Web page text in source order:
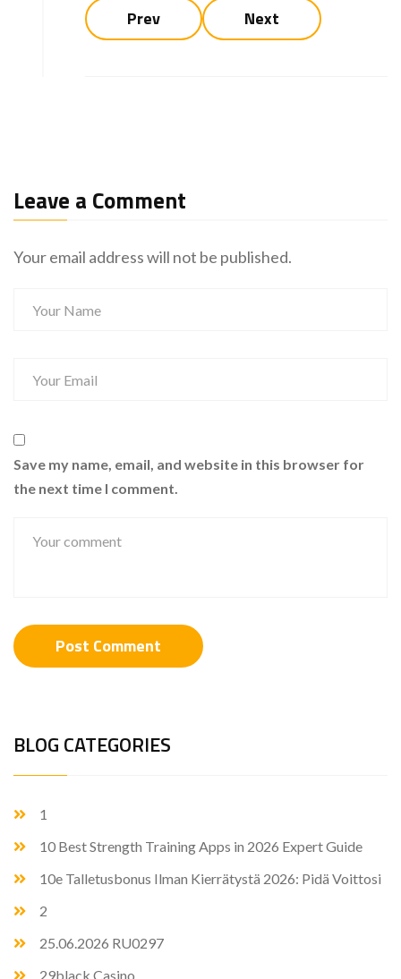
Prev Next
Leave a Comment
Your email address will not be published.
Save my name, email, and website in this browser for
the next time I comment.
BLOG CATEGORIES
1
10 Best Strength Training Apps in 2026 Expert Guide
10e Talletusbonus Ilman Kierrätystä 2026: Pidä Voittosi
2
25.06.2026 RU0297
29black Casino